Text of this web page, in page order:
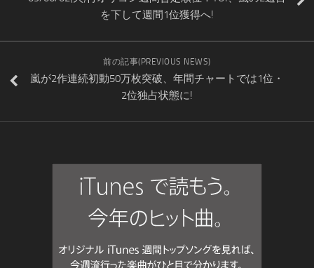
を下して週間1位獲得へ!
前の記事(PREVIOUS NEWS)
嵐が2作連続初動50万枚突破、年間チャートでは1位・
2位独占状態に!